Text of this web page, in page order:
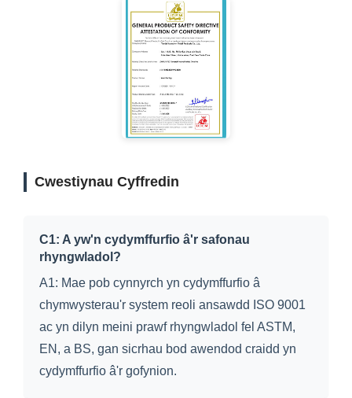
Cwestiynau Cyffredin
C1: A yw'n cydymffurfio â'r safonau
rhyngwladol?
A1: Mae pob cynnyrch yn cydymffurfio â
chymwysterau'r system reoli ansawdd ISO 9001
ac yn dilyn meini prawf rhyngwladol fel ASTM,
EN, a BS, gan sicrhau bod awendod craidd yn
cydymffurfio â'r gofynion.